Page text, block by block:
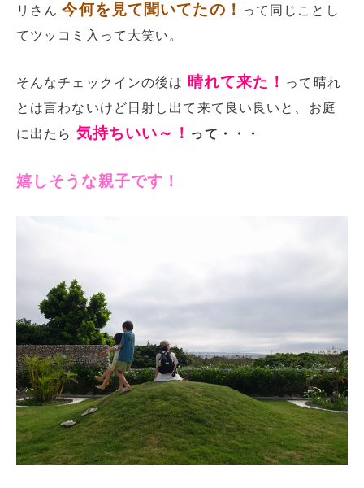
リさん今何を見て聞いてたの！ って同じことし
てツッコミ入って大笑い。
そんなチェックインの後は 晴れて来た！ って晴れ
とは言わないけど日射し出て来て良い良いと、お庭
に出たら 気持ちいい～！ って・・・
嬉しそうな親子です！